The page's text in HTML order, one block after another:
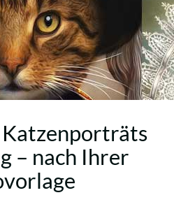
– nach Ihrer